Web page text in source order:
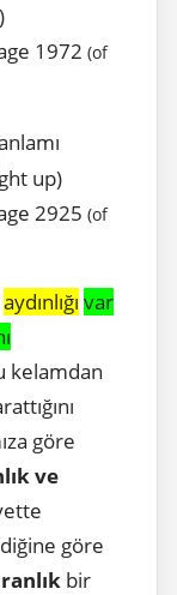
1972 (of
up)
2925 (of
aydınlığı var
kelamdan
göre
ve
göre
bir